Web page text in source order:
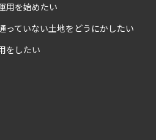
用を始めたい
っていない土地をどうにかしたい
をしたい